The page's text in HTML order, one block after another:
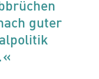
guter